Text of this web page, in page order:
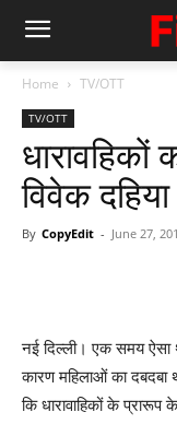
Home TV/OTT
TV/OTT
धारावहिकों
विवेक दहिया
By CopyEdit - June 27,
नई दिल्ली। एक समय ऐसा
कारण महिलाओं का दबदबा
कि धारावाहिकों के